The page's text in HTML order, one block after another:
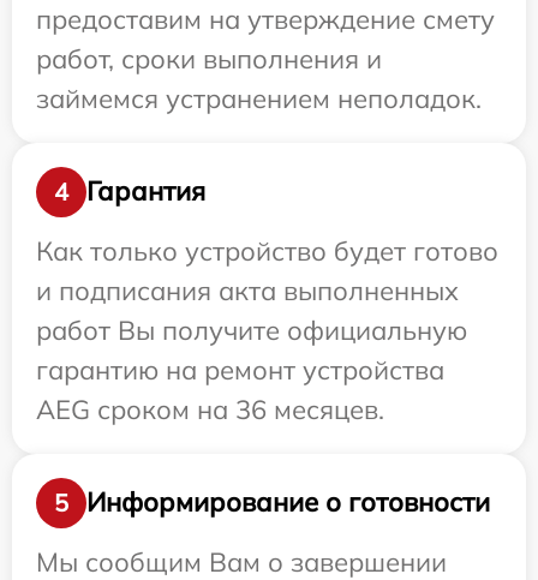
предоставим на утверждение смету
работ, сроки выполнения и
займемся устранением неполадок.
4
Гарантия
Как только устройство будет готово
и подписания акта выполненных
работ Вы получите официальную
гарантию на ремонт устройства
AEG сроком на 36 месяцев.
5
Информирование о готовности
Мы сообщим Вам о завершении